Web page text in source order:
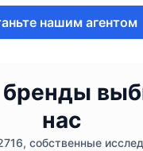
нашим агентом
нас
собственные